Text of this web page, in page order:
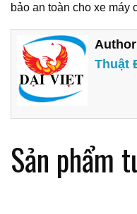
bảo an toàn cho xe máy
Thuật
Sản phẩm